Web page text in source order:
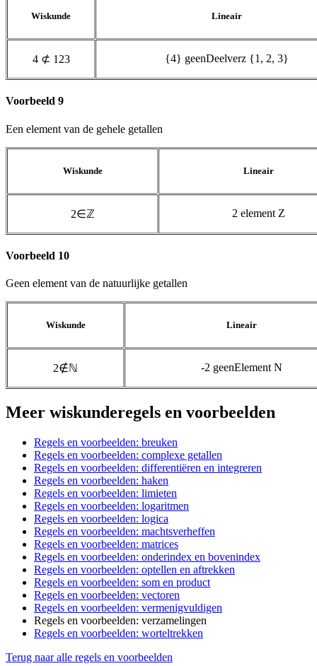
Wiskunde Lineair
4 ⊄ 1 23 {4} geenDeelverz {1, 2, 3}
Voorbeeld 9
Een element van de gehele getallen
Wiskunde Lineair
2∈ℤ 2 element Z
Voorbeeld 10
Geen element van de natuurlijke getallen
Wiskunde Lineair
2∉ℕ -2 geenElement N
Meer wiskunderegels en voorbeelden
Regels en voorbeelden: breuken
Regels en voorbeelden: complexe getallen
Regels en voorbeelden: differentiëren en integreren
Regels en voorbeelden: haken
Regels en voorbeelden: limieten
Regels en voorbeelden: logaritmen
Regels en voorbeelden: logica
Regels en voorbeelden: machtsverheffen
Regels en voorbeelden: matrices
Regels en voorbeelden: onderindex en bovenindex
Regels en voorbeelden: optellen en aftrekken
Regels en voorbeelden: som en product
Regels en voorbeelden: vectoren
Regels en voorbeelden: vermenigvuldigen
Regels en voorbeelden: verzamelingen
Regels en voorbeelden: worteltrekken
Terug naar alle regels en voorbeelden